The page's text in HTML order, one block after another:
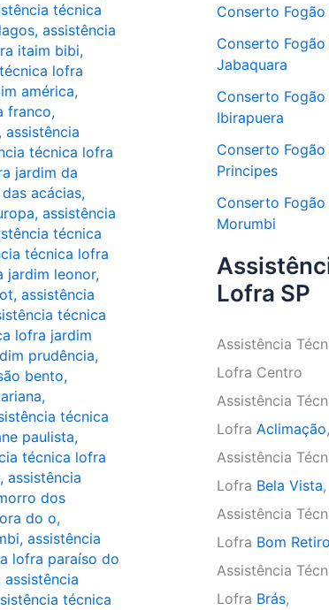
técnica
, assistência
itaim bibi,
lofra
américa,
franco,
, assistência
técnica lofra
jardim da
acácias,
, assistência
técnica
técnica lofra
jardim leonor,
, assistência
técnica
lofra jardim
prudência,
bento,
,
técnica
paulista,
técnica lofra
, assistência
dos
do o,
, assistência
lofra paraíso do
assistência
técnica
Conserto
Conserto
Jabaquara
Conserto
Ibirapuera
Conserto
Principes
Conserto
Morumbi
Lofra SP
Assistência
Lofra Centro
Assistência
Lofra Aclimação,
Assistência
Lofra Bela Vista,
Assistência
Lofra Bom Retiro
Assistência
Lofra Brás,